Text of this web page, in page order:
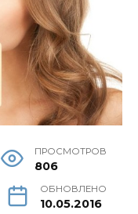
ПРОСМОТРОВ
806
ОБНОВЛЕНО
10.05.2016